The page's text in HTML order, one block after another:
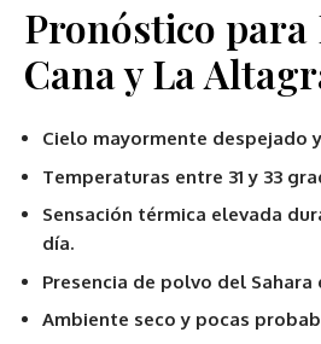
Pronóstico para
Cana y La
Cielo mayormente despejado
Temperaturas entre 31 y 33
Sensación térmica elevada
día.
Presencia de polvo del Sahara
Ambiente seco y pocas